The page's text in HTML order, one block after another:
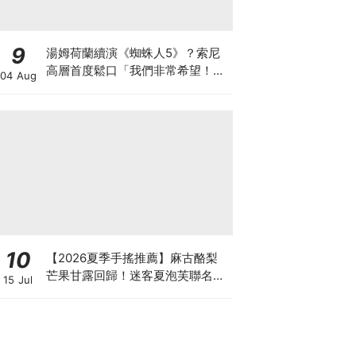
9
04 Aug
湯姆荷蘭續演《蜘蛛人5》？索尼
高層首度鬆口「我們非常希望！」
10
15 Jul
【2026夏季手搖推薦】麻古酪梨
芒果甘露回歸！迷客夏泡芙聯名、